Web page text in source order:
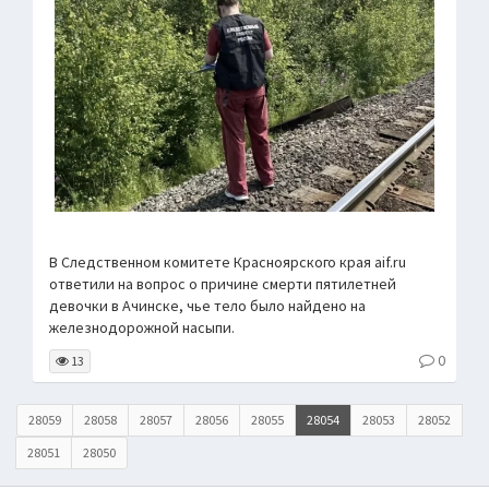
В Следственном комитете Красноярского края aif.ru
ответили на вопрос о причине смерти пятилетней
девочки в Ачинске, чье тело было найдено на
железнодорожной насыпи.
13 0
28059 28058 28057 28056 28055 28054 28053
28052
28051
28050